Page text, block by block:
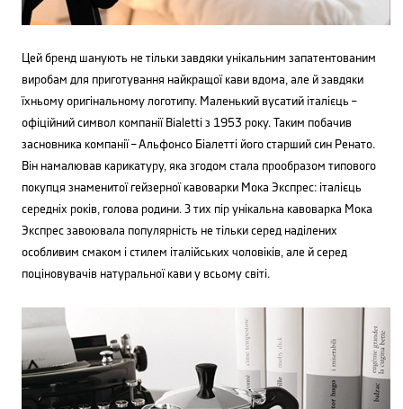
Цей бренд шанують не тільки завдяки унікальним запатентованим
виробам для приготування найкращої кави вдома, але й завдяки
їхньому оригінальному логотипу. Маленький вусатий італієць –
офіційний символ компанії Bialetti з 1953 року. Таким побачив
засновника компанії – Альфонсо Біалетті його старший син Ренато.
Він намалював карикатуру, яка згодом стала прообразом типового
покупця знаменитої гейзерної кавоварки Мока Экспрес: італієць
середніх років, голова родини. З тих пір унікальна кавоварка Мока
Экспрес завоювала популярність не тільки серед наділених
особливим смаком і стилем італійських чоловіків, але й серед
поціновувачів натуральної кави у всьому світі.